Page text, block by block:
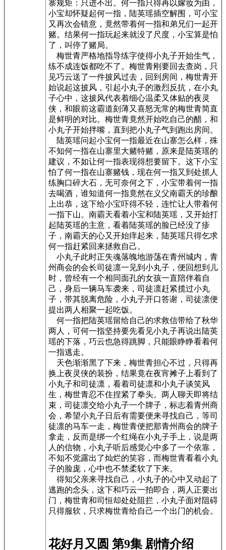
寨规矩：只进不出。何一指只得再以嫁妆为由，
小宝却怀疑起何一指，陆英瑶插空解围，可小宝
又再次会错意，竟然带着何一指和弟兄们一起开
赌。结果何一指玩起来就没了尺度，小宝算是怕
了，叫停了赌局。
梅世青严格地指导练字使得小丸子开始生气，
练不成连饭都吃不了。梅世青刚要回去查岗，只
见巧云送了一件披风过去，回到房间，梅世青开
始说起这披风，引起小丸子的激烈反抗，在小丸
子心中，这披风代表着细心温柔又体贴的夜灵
侠，和眼前这霸道刻薄又喜怒无常的梅世青简直
是鲜明的对比。梅世青竟然开始吃自己的醋，和
小丸子开始拌嘴，直到把小丸子气到跑出房间。
陆英瑶问起小宝何一指最近在山寨怎么样，殊
不知何一指在山寨里大赌特赌，原来是陆英瑶的
建议，不如让何一指表现得想要留下。这下小宝
怕了何一指在山寨赌钱，现在何一指又到处抓人
练胸口碎大石，无可奈何之下，小宝带着何一指
去喝酒，谁知道何一指竟然在义父南霸天的珍酿
上出恭，这下给小宝吓得不轻，连忙让人带着何
一指下山。南霸天看着小宝和陆英瑶，又开始打
起陆英瑶的主意，看着陆英瑶的脸已经没了疹
子，南霸天的心又开始痒起来，陆英瑶只得乞求
何一指赶紧回来拯救自己。
小丸子此时正失魂落魄地游荡在青州城内，青
州商会的会长司徒凛一见到小丸子，便回想到儿
时，曾经有一个相同面孔的女孩一直陪伴着自
己，身后一辆马车袭来，司徒凛赶紧揽过小丸
子，带其脱离危险，小丸子开口答谢，司徒凛便
提出两人相聚一起吃饭。
何一指把陆英瑶留给自己的求救信带给了秋华
两人，可何一指坚持要先看见小丸子再说出陆英
瑶的下落，巧云也急得跳脚，只能眼睁睁看着何
一指逃走。
天色渐渐黑了下来，梅世青担心不过，只得再
换上夜灵侠的装扮，结果竟在夜宵摊子上看到了
小丸子和司徒凛，看着司徒凛和小丸子谈笑风
生，梅世青忍不住捏紧了拳头。两人聊天即将结
束，司徒凛交给小丸子一个牌子，标志着青州商
会，希望小丸子日后有需要便来寻找自己，等司
徒凛的马车一走，梅世青便把那青州商会的牌子
拿走，反而是绑一个红绳在小丸子手上，说是两
人的信物，小丸子听后感觉心中多了一个依靠，
不知不觉露出了灿烂的笑容，而梅世青看着小丸
子的脸庞，心中也不禁柔软了下来。
得知父亲来寻找自己，小丸子的心中又动起了
逃跑的念头，这下和巧云一拍即合，两人正要出
门，梅世青和司恒却处处阻拦，小丸子面对阻碍
只得服软，只求梅世青给自己一个出门的机会。
花好月又圆 第9集 剧情介绍